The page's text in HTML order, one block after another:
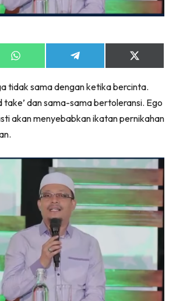
Share
on
Share
on
Share
on
(Twitter)
tidak sama dengan ketika bercinta.
take’ dan sama-sama bertoleransi. Ego
akan menyebabkan ikatan pernikahan